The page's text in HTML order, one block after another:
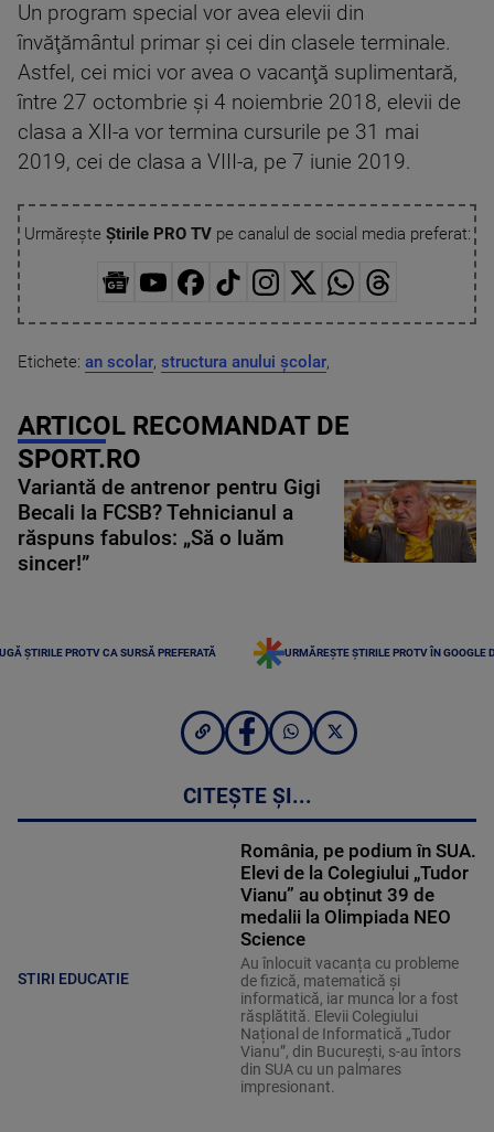
Un program special vor avea elevii din
învăţământul primar şi cei din clasele terminale.
Astfel, cei mici vor avea o vacanţă suplimentară,
între 27 octombrie şi 4 noiembrie 2018, elevii de
clasa a XII-a vor termina cursurile pe 31 mai
2019, cei de clasa a VIII-a, pe 7 iunie 2019.
Urmărește Știrile PRO TVpe canalul de social media preferat:
Etichete: an scolar, structura anului școlar,
ARTICOL RECOMANDAT DE
SPORT.RO
Variantă de antrenor pentru Gigi
Becali la FCSB? Tehnicianul a
răspuns fabulos: „Să o luăm
sincer!”
ȘTIRILE PROTV CA SURSĂ PREFERATĂ URMĂREȘTE ȘTIRILE PROTV ÎN GOOGLE
CITEȘTE ȘI...
STIRI EDUCATIE
România, pe podium în SUA.
Elevi de la Colegiului „Tudor
Vianu” au obținut 39 de
medalii la Olimpiada NEO
Science
Au înlocuit vacanța cu probleme
de fizică, matematică și
informatică, iar munca lor a fost
răsplătită. Elevii Colegiului
Național de Informatică „Tudor
Vianu”, din București, s-au întors
din SUA cu un palmares
impresionant.